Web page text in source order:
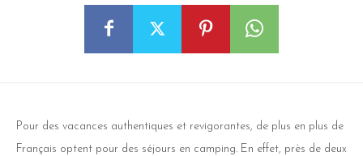
Pour des vacances authentiques et revigorantes, de plus en plus de
Français optent pour des séjours en camping. En effet, près de deux